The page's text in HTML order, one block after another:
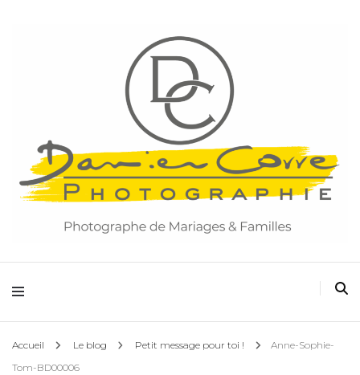
Accueil Le blog Petit message pour toi !
Anne-Sophie-
Tom-BD00006